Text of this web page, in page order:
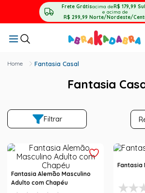
Frete Grátisacima deR$ 179,99
e acima de
R$ 299,99 Norte/Nordeste/
Fantasia Casal
Fantasia
Filtrar
Fantasia Alemão Masculino
Adulto com Chapéu
Fantasia